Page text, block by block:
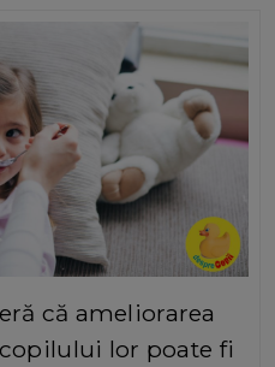
că ameliorarea
lor poate fi